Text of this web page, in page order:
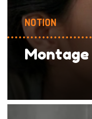
NOTION